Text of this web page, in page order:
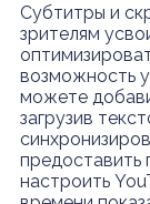
Субтитры и
зрителям
возможность
можете
загрузив
предоставить
настроить